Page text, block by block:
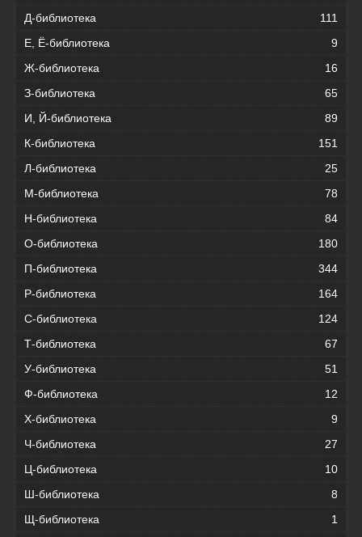
Д-библиотека
111
Е, Ё-библиотека
9
Ж-библиотека
16
З-библиотека
65
И, Й-библиотека
89
К-библиотека
151
Л-библиотека
25
М-библиотека
78
Н-библиотека
84
О-библиотека
180
П-библиотека
344
Р-библиотека
164
С-библиотека
124
Т-библиотека
67
У-библиотека
51
Ф-библиотека
12
Х-библиотека
9
Ч-библиотека
27
Ц-библиотека
10
Ш-библиотека
8
Щ-библиотека
1